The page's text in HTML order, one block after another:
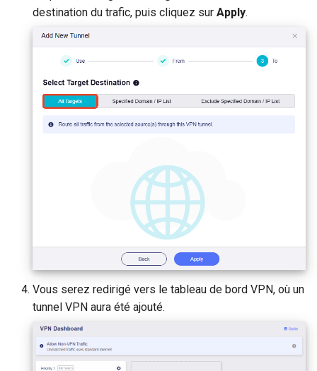
destination du trafic, puis cliquez sur Apply.
Vous serez redirigé vers le tableau de bord VPN, où un
tunnel VPN aura été ajouté.